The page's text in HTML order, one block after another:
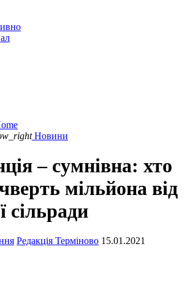
Новини
– сумнівна: хто
мільйона від
сільради
Редакція Терміново 15.01.2021